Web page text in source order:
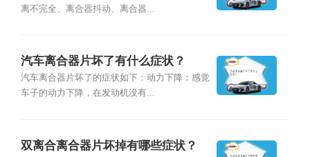
离不完全、离合器抖动、离合器...
汽车离合器片坏了有什么症状？
汽车离合器片坏了的症状如下：动力下降：感觉
车子的动力下降，在发动机没有...
双离合离合器片坏掉有哪些症状？